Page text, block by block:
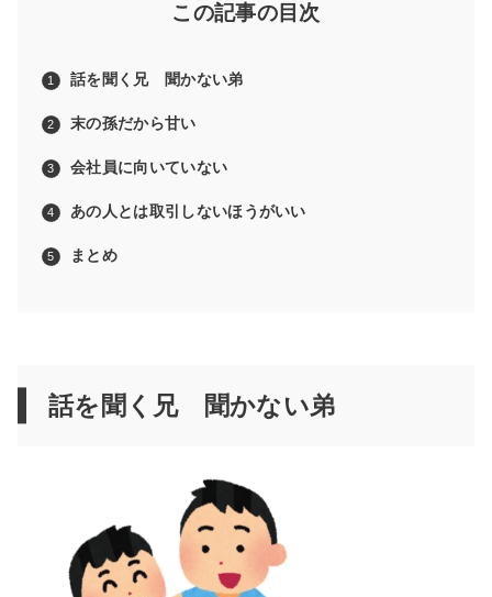
この記事の目次
話を聞く兄 聞かない弟
末の孫だから甘い
会社員に向いていない
あの人とは取引しないほうがいい
まとめ
話を聞く兄 聞かない弟